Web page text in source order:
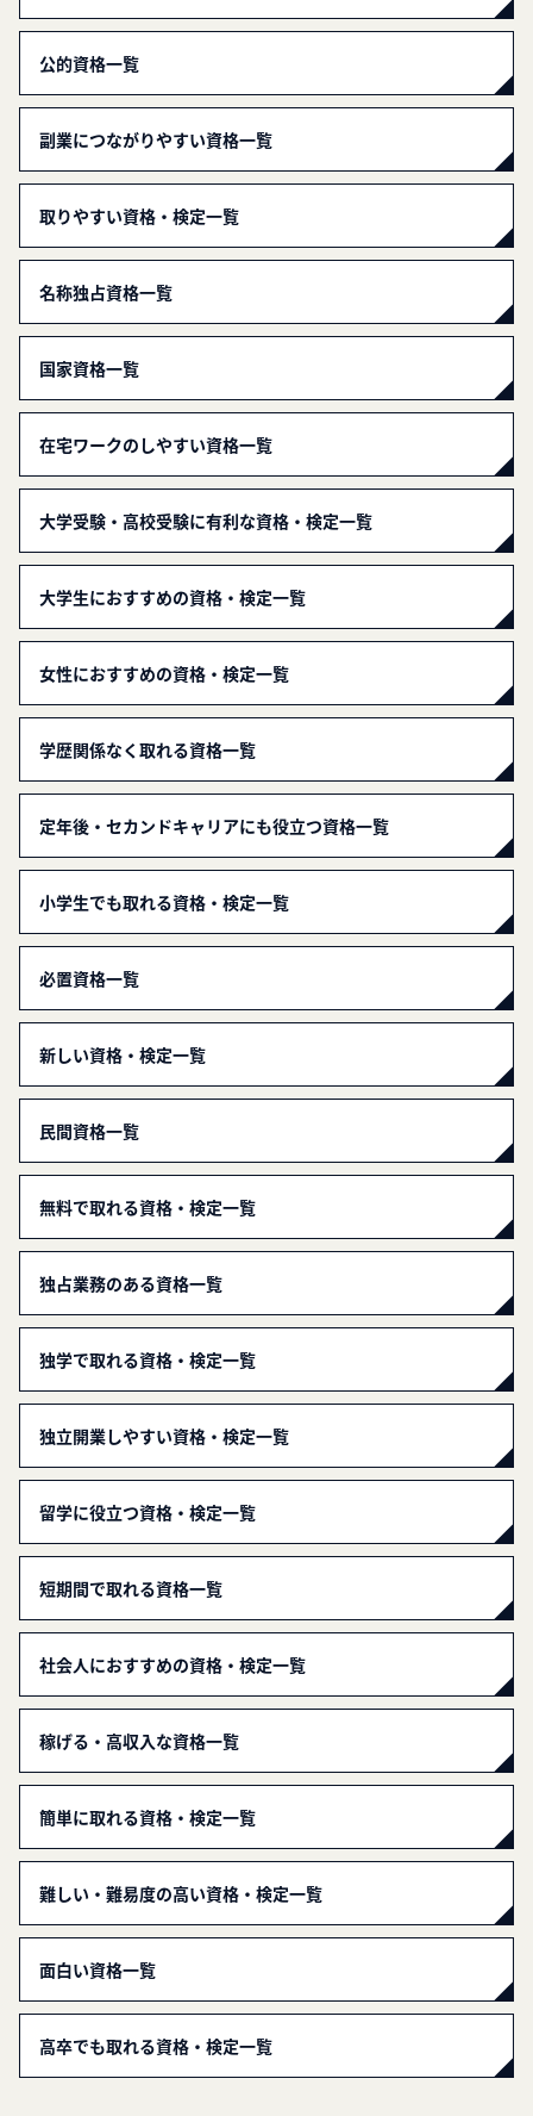
公的資格一覧
副業につながりやすい資格一覧
取りやすい資格・検定一覧
名称独占資格一覧
国家資格一覧
在宅ワークのしやすい資格一覧
大学受験・高校受験に有利な資格・検定一覧
大学生におすすめの資格・検定一覧
女性におすすめの資格・検定一覧
学歴関係なく取れる資格一覧
定年後・セカンドキャリアにも役立つ資格一覧
小学生でも取れる資格・検定一覧
必置資格一覧
新しい資格・検定一覧
民間資格一覧
無料で取れる資格・検定一覧
独占業務のある資格一覧
独学で取れる資格・検定一覧
独立開業しやすい資格・検定一覧
留学に役立つ資格・検定一覧
短期間で取れる資格一覧
社会人におすすめの資格・検定一覧
稼げる・高収入な資格一覧
簡単に取れる資格・検定一覧
難しい・難易度の高い資格・検定一覧
面白い資格一覧
高卒でも取れる資格・検定一覧